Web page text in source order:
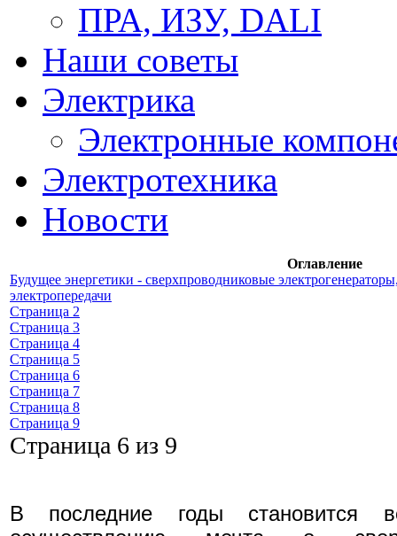
ПРА, ИЗУ, DALI
Наши советы
Электрика
Электронные
Электротехника
Новости
Оглавление
Будущее энергетики - сверхпроводниковые
электропередачи
Страница 2
Страница 3
Страница 4
Страница 5
Страница 6
Страница 7
Страница 8
Страница 9
Страница 6 из 9
В последние годы становится